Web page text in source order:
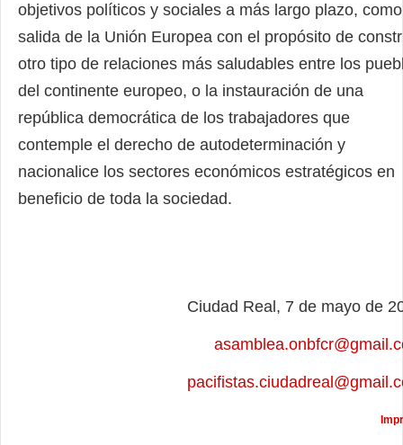
objetivos políticos y sociales a más largo plazo,
salida de la Unión Europea con el propósito de
otro tipo de relaciones más saludables entre los
del continente europeo, o la instauración de una
república democrática de los trabajadores que
contemple el derecho de autodeterminación y
nacionalice los sectores económicos estratégicos en
beneficio de toda la sociedad.
Ciudad Real, 7 de mayo de